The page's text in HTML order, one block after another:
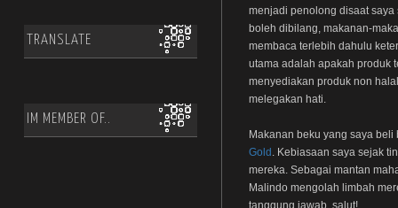
TRANSLATE
IM MEMBER OF..
menjadi penolong disaat
boleh dibilang, makanan-
membaca terlebih dahulu
utama adalah apakah produk
menyediakan produk non
melegakan hati.
Makanan beku yang saya
Gold . Kebiasaan saya sejak
mereka. Sebagai mantan
Malindo mengolah limbah
tanggung jawab, salut!